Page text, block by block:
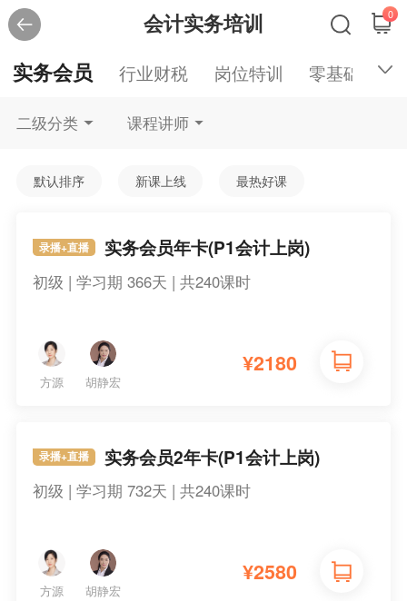
会计实务培训 0
实务会员 行业财税 岗位特训 零基础入门
二级分类 课程讲师
默认排序 新课上线 最热好课
录播+直播 实务会员年卡(P1会计上岗)
初级 | 学习期 366天 | 共240课时
方源 胡静宏
¥2180
录播+直播 实务会员2年卡(P1会计上岗)
初级 | 学习期 732天 | 共240课时
方源 胡静宏
¥2580